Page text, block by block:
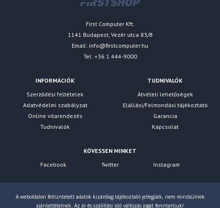
First Computer Kft.
1141 Budapest, Vezér utca 83/B
Email: info@firstcomputer.hu
Tel: +36 1 444-9000
INFORMÁCIÓK
Szerződési feltételek
Adatvédelmi szabályzat
Online vitarendezés
Tudnivalók
TUDNIVALÓK
Átvételi lehetőségek
Elállási/Felmondási tájékoztató
Garancia
Kapcsolat
KÖVESSEN MINKET
Facebook
Twitter Instagram
A weboldalon feltüntetett adatok kizárólag tájékoztató jellegűek, nem minősülnek
ajánlattételnek. Az ár és szállítási idő változás jogát fenntartjuk!